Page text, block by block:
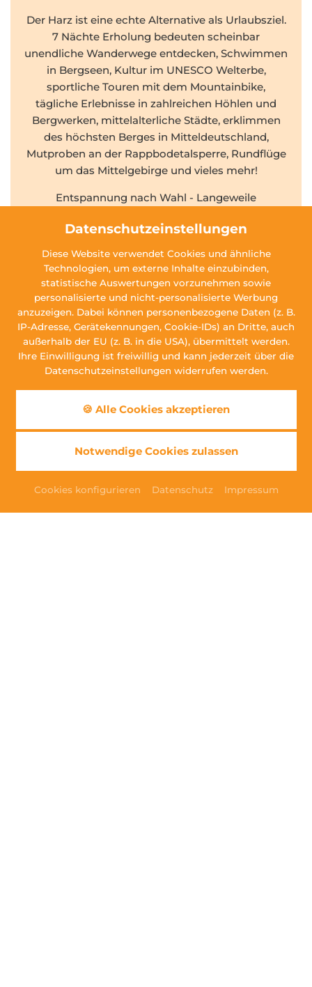
Datenschutzeinstellungen
Diese Website verwendet Cookies und ähnliche
Technologien, um externe Inhalte einzubinden,
statistische Auswertungen vorzunehmen sowie
personalisierte und nicht-personalisierte Werbung
anzuzeigen. Dabei können personenbezogene Daten (z. B.
IP-Adresse, Gerätekennungen, Cookie-IDs) an Dritte, auch
außerhalb der EU (z. B. in die USA), übermittelt werden.
Ihre Einwilligung ist freiwillig und kann jederzeit über die
Datenschutzeinstellungen widerrufen werden.
🍪 Alle Cookies akzeptieren
Notwendige Cookies zulassen
Cookies konfigurieren Datenschutz Impressum
Der Harz ist eine echte Alternative als Urlaubsziel.
7 Nächte Erholung bedeuten scheinbar
unendliche Wanderwege entdecken, Schwimmen
in Bergseen, Kultur im UNESCO Welterbe,
sportliche Touren mit dem Mountainbike,
tägliche Erlebnisse in zahlreichen Höhlen und
Bergwerken, mittelalterliche Städte, erklimmen
des höchsten Berges in Mitteldeutschland,
Mutproben an der Rappbodetalsperre, Rundflüge
um das Mittelgebirge und vieles mehr!
Entspannung nach Wahl - Langeweile
Halbpension und vielen Vorteilen
ab € 771,- pro Person
DETAILS ANFRAGEN BUCHEN